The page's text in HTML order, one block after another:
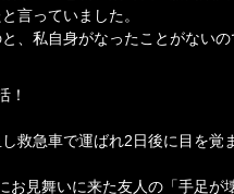
言っていました。
、私自身がなったことがないの
！
救急車で運ばれ2日後に目を覚
お見舞いに来た友人の「手足が